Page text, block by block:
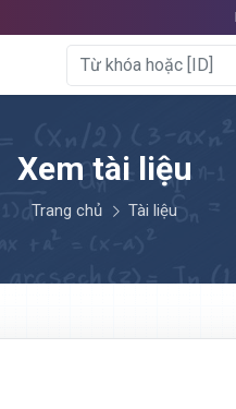
Xem tài liệu
Trang chủ Tài liệu